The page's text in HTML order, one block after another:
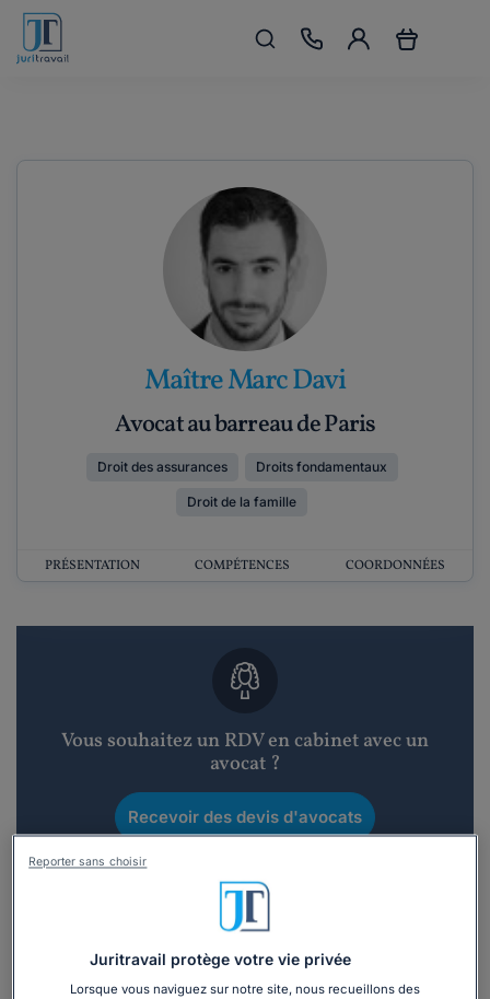
Maître Marc Davi
Avocat au barreau de Paris
Droit des assurances Droits fondamentaux
Droit de la famille
PRÉSENTATION COMPÉTENCES COORDONNÉES
Vous souhaitez un RDV en cabinet avec un
avocat ?
Recevoir des devis d'avocats
Juritravail protège votre vie privée
Lorsque vous naviguez sur notre site, nous recueillons des
Reporter sans choisir